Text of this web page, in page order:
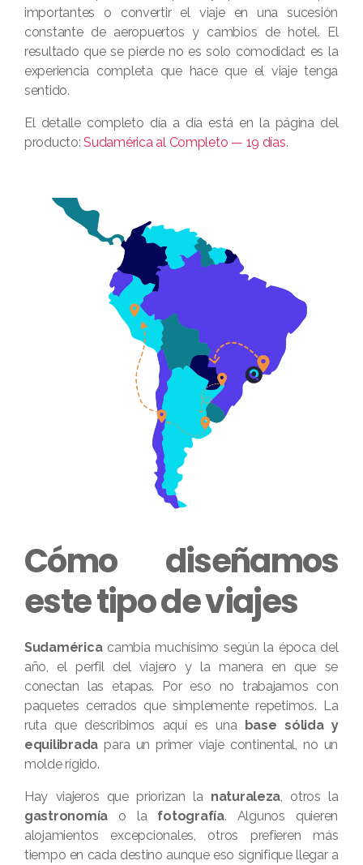
importantes o convertir el viaje en una sucesión
constante de aeropuertos y cambios de hotel. El
resultado que se pierde no es solo comodidad: es la
experiencia completa que hace que el viaje tenga
sentido.
El detalle completo día a día está en la página del
producto: Sudamérica al Completo — 19 días.
Cómo diseñamos
este tipo de viajes
Sudaméricacambia muchísimo según la época del
año, el perfil del viajero y la manera en que se
conectan las etapas. Por eso no trabajamos con
paquetes cerrados que simplemente repetimos. La
ruta que describimos aquí es unabase sólida y
equilibrada para un primer viaje continental, no un
molde rígido.
Hay viajeros que priorizan la naturaleza, otros la
gastronomía o la fotografía. Algunos quieren
alojamientos excepcionales, otros prefieren más
tiempo en cada destino aunque eso signifique llegar a